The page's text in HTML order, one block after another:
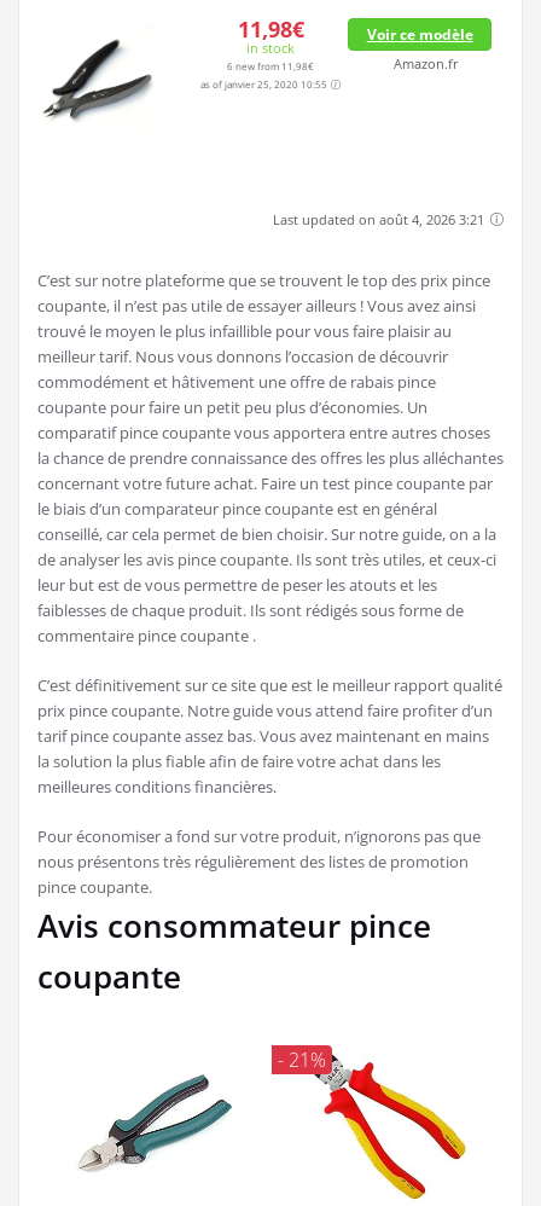
11,98€
in stock
6 new from 11,98€
as of janvier 25, 2020 10:55
Voir ce modèle
Amazon.fr
Last updated on août 4, 2026 3:21
C’est sur notre plateforme que se trouvent le top des prix pince
coupante, il n’est pas utile de essayer ailleurs ! Vous avez ainsi
trouvé le moyen le plus infaillible pour vous faire plaisir au
meilleur tarif. Nous vous donnons l’occasion de découvrir
commodément et hâtivement une offre de rabais pince
coupante pour faire un petit peu plus d’économies. Un
comparatif pince coupante vous apportera entre autres choses
la chance de prendre connaissance des offres les plus alléchantes
concernant votre future achat. Faire un test pince coupante par
le biais d’un comparateur pince coupante est en général
conseillé, car cela permet de bien choisir. Sur notre guide, on a la
de analyser les avis pince coupante. Ils sont très utiles, et ceux-ci
leur but est de vous permettre de peser les atouts et les
faiblesses de chaque produit. Ils sont rédigés sous forme de
commentaire pince coupante .
C’est définitivement sur ce site que est le meilleur rapport qualité
prix pince coupante. Notre guide vous attend faire profiter d’un
tarif pince coupante assez bas. Vous avez maintenant en mains
la solution la plus fiable afin de faire votre achat dans les
meilleures conditions financières.
Pour économiser a fond sur votre produit, n’ignorons pas que
nous présentons très régulièrement des listes de promotion
pince coupante.
Avis consommateur pince
coupante
- 21%